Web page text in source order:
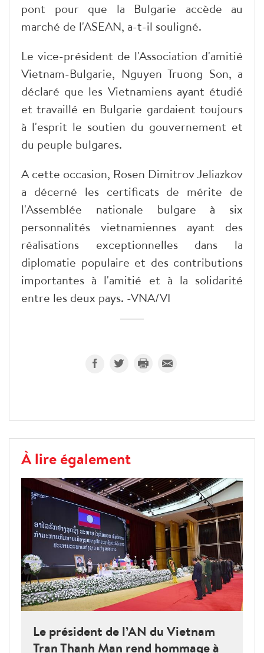
pont pour que la Bulgarie accède au
marché de l'ASEAN, a-t-il souligné.
Le vice-président de l'Association d'amitié
Vietnam-Bulgarie, Nguyen Truong Son, a
déclaré que les Vietnamiens ayant étudié
et travaillé en Bulgarie gardaient toujours
à l'esprit le soutien du gouvernement et
du peuple bulgares.
A cette occasion, Rosen Dimitrov Jeliazkov
a décerné les certificats de mérite de
l'Assemblée nationale bulgare à six
personnalités vietnamiennes ayant des
réalisations exceptionnelles dans la
diplomatie populaire et des contributions
importantes à l'amitié et à la solidarité
entre les deux pays. -VNA/VI
À lire également
Le président de l’AN du Vietnam
Tran Thanh Man rend hommage à